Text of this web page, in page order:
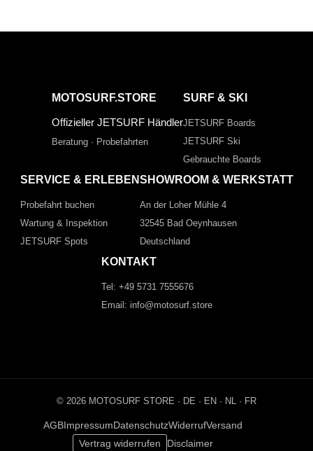
MOTOSURF.STORE
Offizieller JETSURF Händler
Beratung · Probefahrten
SURF & SKI
JETSURF Boards
JETSURF Ski
Gebrauchte Boards
SERVICE & ERLEBEN
Probefahrt buchen
Wartung & Inspektion
JETSURF Spots
SHOWROOM & WERKSTATT
An der Loher Mühle 4
32545 Bad Oeynhausen
Deutschland
KONTAKT
Tel: +49 5731 7555676
Email: info@motosurf.store
© 2026 MOTOSURF STORE · DE · EN · NL · FR
AGBImpressumDatenschutzWiderrufVersand
Vertrag widerrufen
Disclaimer